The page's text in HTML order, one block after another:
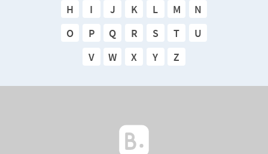
H
I J K L M
N
O
P Q R S T
U
V
W X Y Z